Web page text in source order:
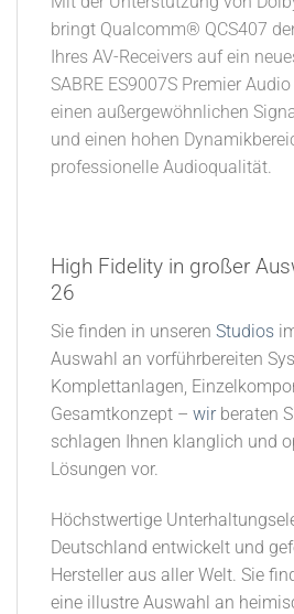
bringt Qualcomm® QCS407
Ihres AV-Receivers auf ein
SABRE ES9007S Premier
einen außergewöhnlichen
und einen hohen
professionelle Audioqualität.
High Fidelity in großer
26​
Sie finden in unseren Studios
Auswahl an vorführbereiten
Komplettanlagen,
Gesamtkonzept – wir beraten
schlagen Ihnen klanglich und
Lösungen vor.
Höchstwertige
Deutschland entwickelt und
Hersteller aus aller Welt. Sie
eine illustre Auswahl an